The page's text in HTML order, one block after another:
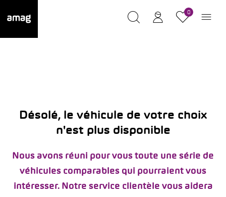
0
Désolé, le véhicule de votre choix
n'est plus disponible
Nous avons réuni pour vous toute une série de
véhicules comparables qui pourraient vous
intéresser. Notre service clientèle vous aidera